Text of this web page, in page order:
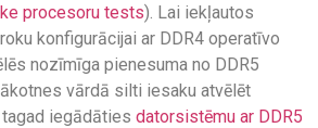
procesoru tests). Lai iekļautos
konfigurācijai ar DDR4 operatīvo
nozīmīga pienesuma no DDR5
vārdā silti iesaku atvēlēt
iegādāties datorsistēmu ar DDR5